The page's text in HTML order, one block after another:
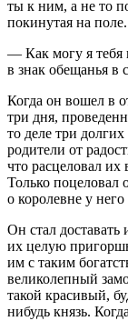
ты к ним, а не то
покинутая на поле.
— Как могу я тебя
в знак обещанья в
Когда он вошел в
три дня,
то деле три
родители от
что расцеловал
Только поцеловал
о королевне у него
Он стал
их целую
им с таким
великолепный
такой красивый,
нибудь князь.